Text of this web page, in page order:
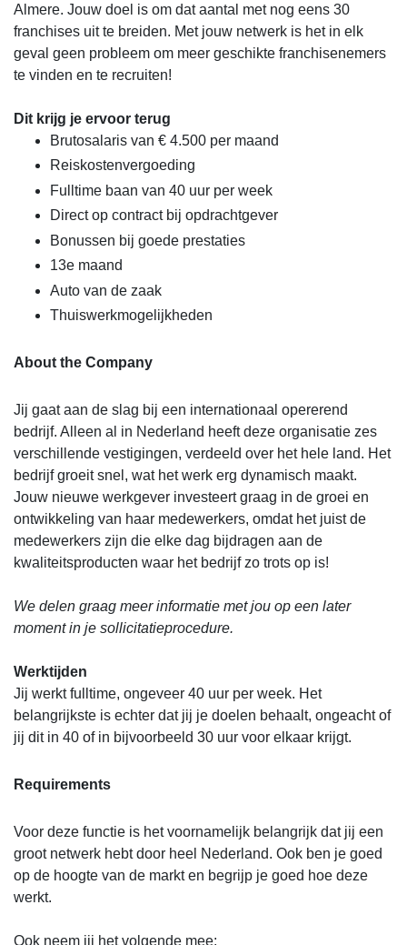
Almere. Jouw doel is om dat aantal met nog eens 30
franchises uit te breiden. Met jouw netwerk is het in elk
geval geen probleem om meer geschikte franchisenemers
te vinden en te recruiten!
Dit krijg je ervoor terug
Brutosalaris van € 4.500 per maand
Reiskostenvergoeding
Fulltime baan van 40 uur per week
Direct op contract bij opdrachtgever
Bonussen bij goede prestaties
13e maand
Auto van de zaak
Thuiswerkmogelijkheden
About the Company
Jij gaat aan de slag bij een internationaal opererend
bedrijf. Alleen al in Nederland heeft deze organisatie zes
verschillende vestigingen, verdeeld over het hele land. Het
bedrijf groeit snel, wat het werk erg dynamisch maakt.
Jouw nieuwe werkgever investeert graag in de groei en
ontwikkeling van haar medewerkers, omdat het juist de
medewerkers zijn die elke dag bijdragen aan de
kwaliteitsproducten waar het bedrijf zo trots op is!
We delen graag meer informatie met jou op een later
moment in je sollicitatieprocedure.
Werktijden
Jij werkt fulltime, ongeveer 40 uur per week. Het
belangrijkste is echter dat jij je doelen behaalt, ongeacht of
jij dit in 40 of in bijvoorbeeld 30 uur voor elkaar krijgt.
Requirements
Voor deze functie is het voornamelijk belangrijk dat jij een
groot netwerk hebt door heel Nederland. Ook ben je goed
op de hoogte van de markt en begrijp je goed hoe deze
werkt.
Ook neem jij het volgende mee: